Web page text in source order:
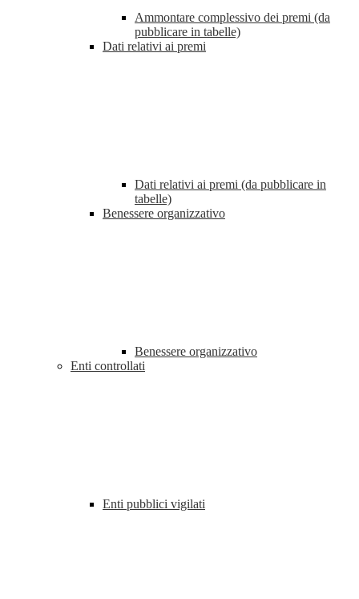
Ammontare complessivo dei premi (da
pubblicare in tabelle)
Dati relativi ai premi
Dati relativi ai premi (da pubblicare in
tabelle)
Benessere organizzativo
Benessere organizzativo
Enti controllati
Enti pubblici vigilati